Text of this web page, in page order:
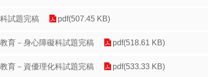
試題完稿 pdf(507.45 KB)
育－身心障礙科試題完稿 pdf(518.61 KB)
育－資優理化科試題完稿 pdf(533.33 KB)